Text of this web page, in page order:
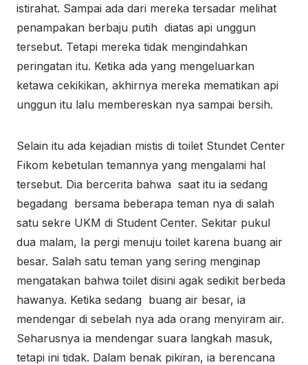
istirahat. Sampai ada dari mereka tersadar melihat
penampakan berbaju putih diatas api unggun
tersebut. Tetapi mereka tidak mengindahkan
peringatan itu. Ketika ada yang mengeluarkan
ketawa cekikikan, akhirnya mereka mematikan api
unggun itu lalu membereskan nya sampai bersih.
Selain itu ada kejadian mistis di toilet Stundet Center
Fikom kebetulan temannya yang mengalami hal
tersebut. Dia bercerita bahwa saat itu ia sedang
begadang bersama beberapa teman nya di salah
satu sekre UKM di Student Center. Sekitar pukul
dua malam, Ia pergi menuju toilet karena buang air
besar. Salah satu teman yang sering menginap
mengatakan bahwa toilet disini agak sedikit berbeda
hawanya. Ketika sedang buang air besar, ia
mendengar di sebelah nya ada orang menyiram air.
Seharusnya ia mendengar suara langkah masuk,
tetapi ini tidak. Dalam benak pikiran, ia berencana